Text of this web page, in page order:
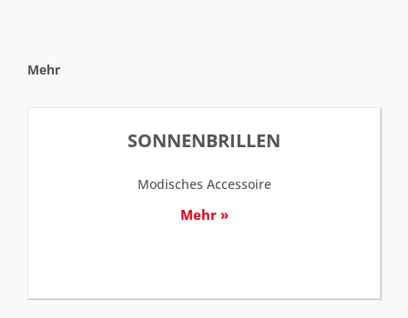
Mehr
SONNENBRILLEN
Modisches Accessoire
Mehr »